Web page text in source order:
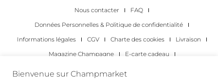
Nous contacter
FAQ
Données Personnelles & Politique de confidentialité
Informations légales
CGV Charte des cookies
Livraison
Magazine Champagne
E-carte cadeau
Bienvenue sur Champmarket